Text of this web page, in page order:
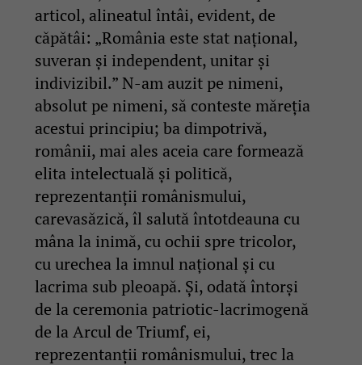
articol, alineatul întâi, evident, de
căpătâi: „România este stat naţional,
suveran şi independent, unitar şi
indivizibil.” N-am auzit pe nimeni,
absolut pe nimeni, să conteste măreția
acestui principiu; ba dimpotrivă,
românii, mai ales aceia care formează
elita intelectuală și politică,
reprezentanții românismului,
carevasăzică, îl salută întotdeauna cu
mâna la inimă, cu ochii spre tricolor,
cu urechea la imnul național și cu
lacrima sub pleoapă. Și, odată întorși
de la ceremonia patriotic-lacrimogenă
de la Arcul de Triumf, ei,
reprezentanții românismului, trec la